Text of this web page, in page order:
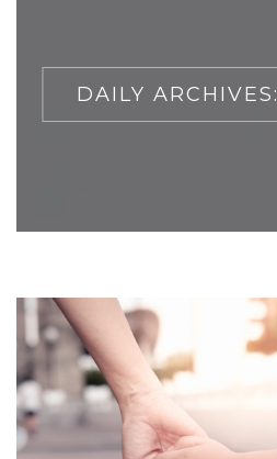
DAILY ARCHIVES: